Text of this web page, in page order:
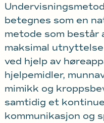
U
betegnes som en
metode som består
maksimal
ved hjelp av
hjelpemidler,
mimikk og
samtidig et
kommunikasjon og